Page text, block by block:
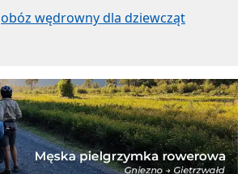
obóz wędrowny dla dziewcząt